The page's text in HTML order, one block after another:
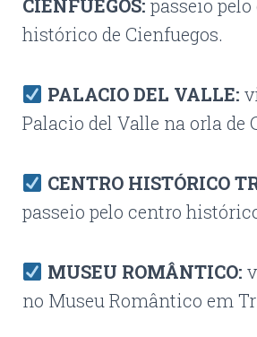
CIENFUEGOS: passeio
histórico de Cienfuegos.
PALACIO DEL VALLE:
Palacio del Valle na orla de
CENTRO HISTÓRICO
passeio pelo centro
MUSEU ROMÂNTICO:
no Museu Romântico em